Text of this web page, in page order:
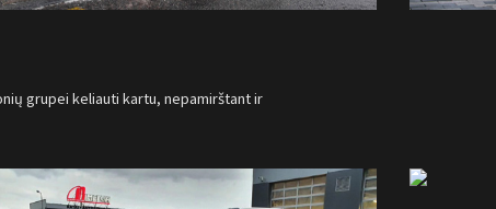
grupei keliauti kartu, nepamirštant ir